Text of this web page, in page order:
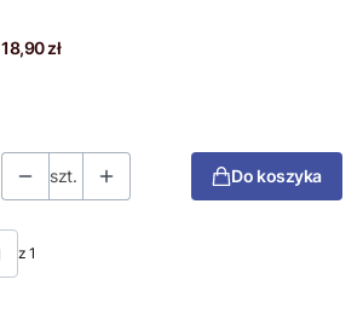
Cena
18,90 zł
szt. Do koszyka
z 1